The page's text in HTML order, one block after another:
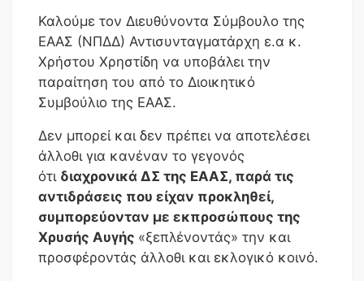
Καλούμε τον Διευθύνοντα Σύμβουλο της
ΕΑΑΣ (ΝΠΔΔ) Αντισυνταγματάρχη ε.α κ.
Χρήστου Χρηστίδη να υποβάλει την
παραίτηση του από το Διοικητικό
Συμβούλιο της ΕΑΑΣ.
Δεν μπορεί και δεν πρέπει να αποτελέσει
άλλοθι για κανέναν το γεγονός
ότι διαχρονικά ΔΣ της ΕΑΑΣ, παρά τις
αντιδράσεις που είχαν προκληθεί,
συμπορεύονταν με εκπροσώπους της
Χρυσής Αυγής «ξεπλένοντάς» την και
προσφέροντάς άλλοθι και εκλογικό κοινό.